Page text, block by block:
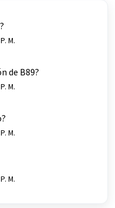
M.
de B89?
M.
M.
M.